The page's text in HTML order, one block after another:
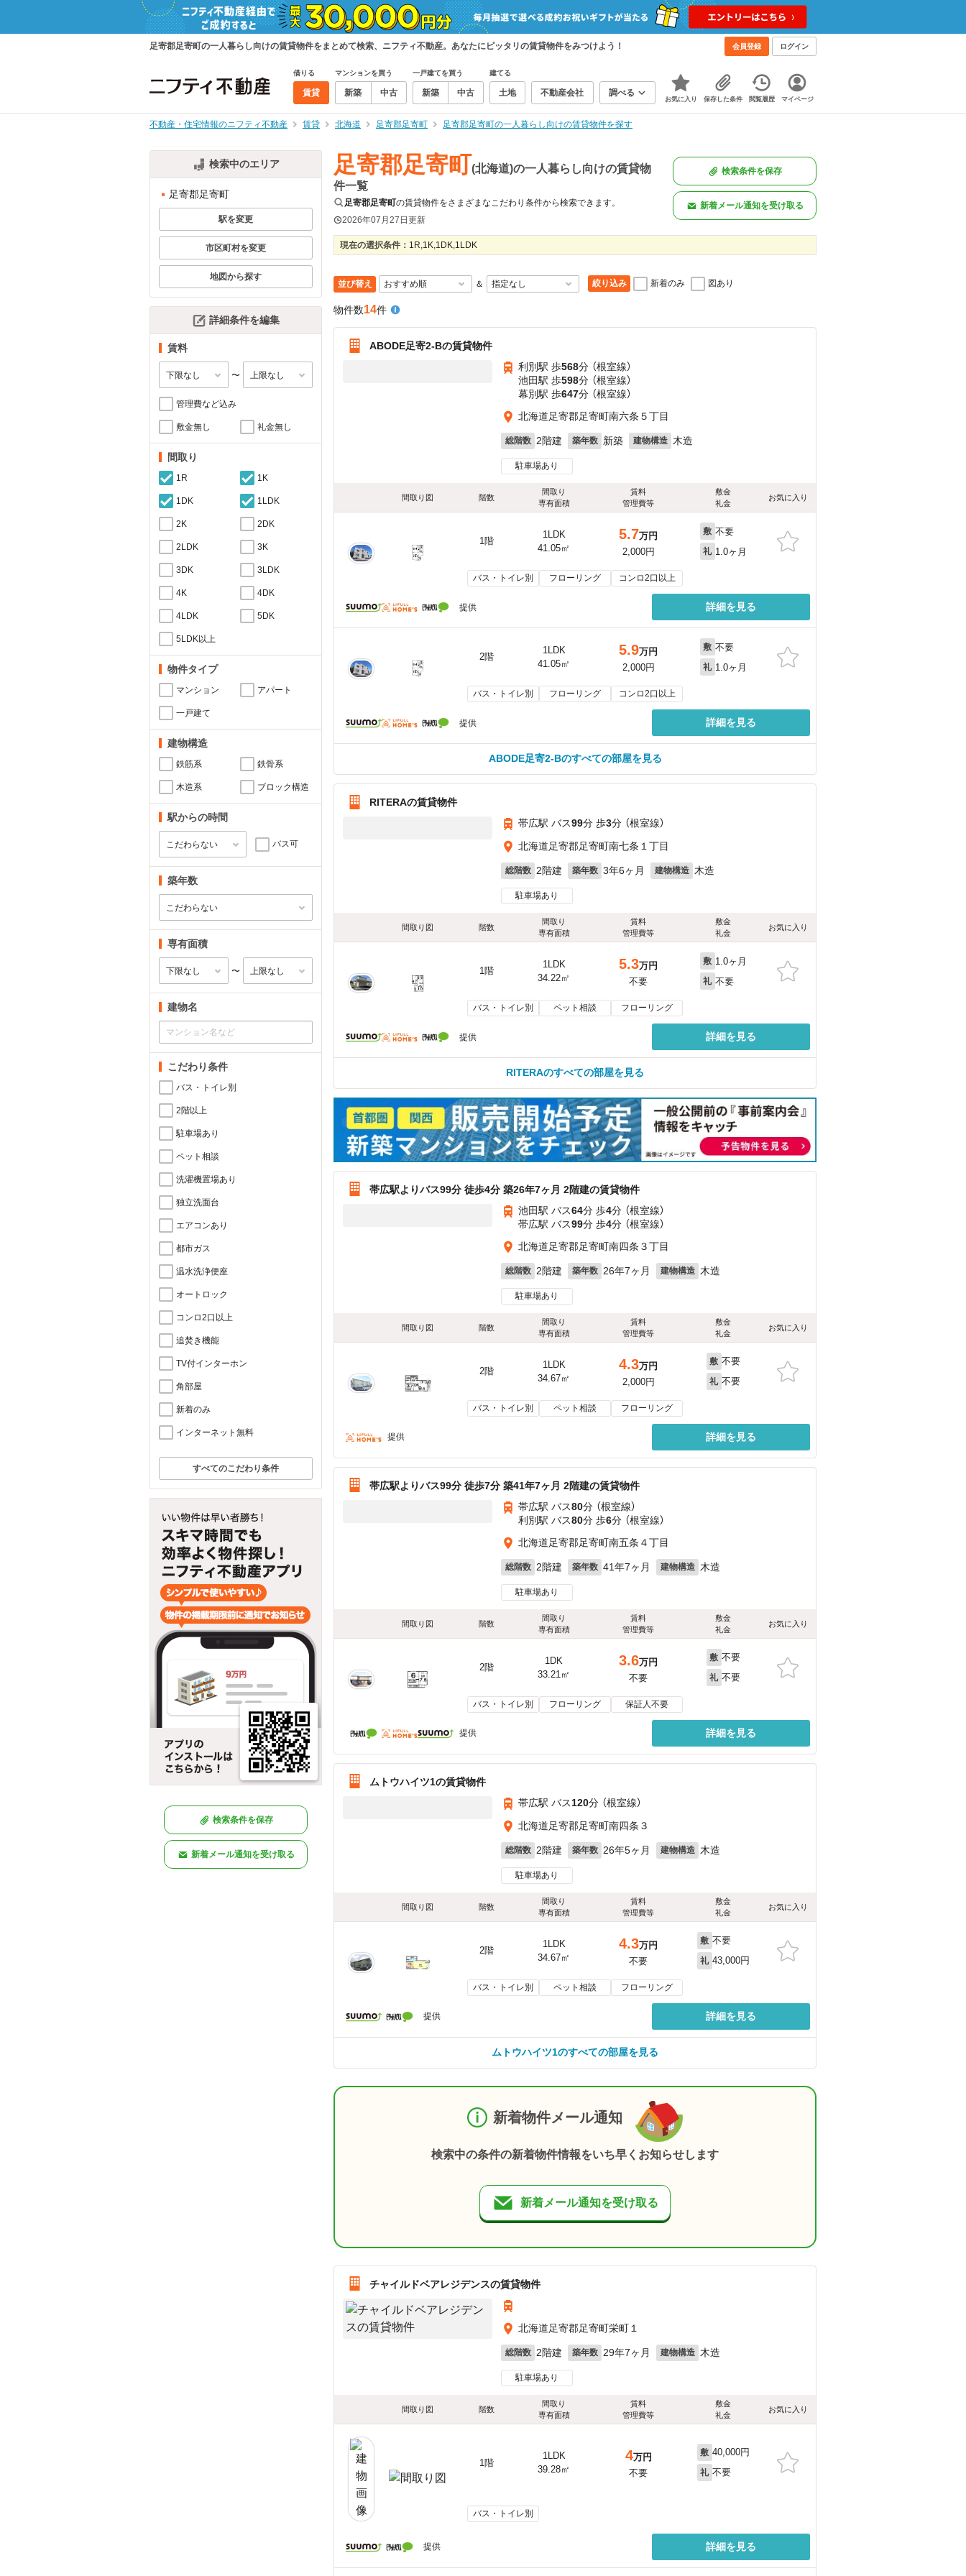
足寄郡足寄町の一人暮らし向けの賃貸物件をまとめて検索、ニフティ不動産。あなたにピッタリの賃貸物件をみつけよう！ 会員登録 ログイン
借りる
賃貸
マンションを買う
新築 中古
一戸建てを買う
新築 中古
建てる
土地 不動産会社 調べる
お気に入り 保存した条件 閲覧履歴 マイページ
不動産・住宅情報のニフティ不動産 賃貸 北海道 足寄郡足寄町 足寄郡足寄町の一人暮らし向けの賃貸物件を探す
検索中のエリア
足寄郡足寄町
駅を変更
市区町村を変更
地図から探す
詳細条件を編集
賃料
〜
管理費など込み
敷金無し 礼金無し
間取り
1R 1K
1DK 1LDK
2K 2DK
2LDK 3K
3DK 3LDK
4K 4DK
4LDK 5DK
5LDK以上
物件タイプ
マンション アパート
一戸建て
建物構造
鉄筋系 鉄骨系
木造系 ブロック構造
駅からの時間
バス可
築年数
専有面積
〜
建物名
こだわり条件
バス・トイレ別
2階以上
駐車場あり
ペット相談
洗濯機置場あり
独立洗面台
エアコンあり
都市ガス
温水洗浄便座
オートロック
コンロ2口以上
追焚き機能
TV付インターホン
角部屋
新着のみ
インターネット無料
すべてのこだわり条件
検索条件を保存
新着メール通知を受け取る
足寄郡足寄町(北海道)の一人暮らし向けの賃貸物
件一覧
足寄郡足寄町の賃貸物件をさまざまなこだわり条件から検索できます。
2026年07月27日更新
検索条件を保存
新着メール通知を受け取る
現在の選択条件： 1R,1K,1DK,1LDK
並び替え ＆ 絞り込み 新着のみ 図あり
物件数14件
ABODE足寄2-Bの賃貸物件
利別駅 歩568分 （根室線）
池田駅 歩598分 （根室線）
幕別駅 歩647分 （根室線）
北海道足寄郡足寄町南六条５丁目
総階数 2階建 築年数 新築 建物構造 木造
駐車場あり
間取り図 階数
間取り
専有面積
賃料
管理費等
敷金
礼金
お気に入り
1階
1LDK
41.05㎡
5.7万円
2,000円
敷 不要
礼 1.0ヶ月
バス・トイレ別 フローリング コンロ2口以上
提供 詳細を見る
2階
1LDK
41.05㎡
5.9万円
2,000円
敷 不要
礼 1.0ヶ月
バス・トイレ別 フローリング コンロ2口以上
提供 詳細を見る
ABODE足寄2-Bのすべての部屋を見る
RITERAの賃貸物件
帯広駅 バス99分 歩3分 （根室線）
北海道足寄郡足寄町南七条１丁目
総階数 2階建 築年数 3年6ヶ月 建物構造 木造
駐車場あり
間取り図 階数
間取り
専有面積
賃料
管理費等
敷金
礼金
お気に入り
1階
1LDK
34.22㎡
5.3万円
不要
敷 1.0ヶ月
礼 不要
バス・トイレ別 ペット相談 フローリング
提供 詳細を見る
RITERAのすべての部屋を見る
帯広駅よりバス99分 徒歩4分 築26年7ヶ月 2階建の賃貸物件
池田駅 バス64分 歩4分 （根室線）
帯広駅 バス99分 歩4分 （根室線）
北海道足寄郡足寄町南四条３丁目
総階数 2階建 築年数 26年7ヶ月 建物構造 木造
駐車場あり
間取り図 階数
間取り
専有面積
賃料
管理費等
敷金
礼金
お気に入り
2階
1LDK
34.67㎡
4.3万円
2,000円
敷 不要
礼 不要
バス・トイレ別 ペット相談 フローリング
提供 詳細を見る
帯広駅よりバス99分 徒歩7分 築41年7ヶ月 2階建の賃貸物件
帯広駅 バス80分 （根室線）
利別駅 バス80分 歩6分 （根室線）
北海道足寄郡足寄町南五条４丁目
総階数 2階建 築年数 41年7ヶ月 建物構造 木造
駐車場あり
間取り図 階数
間取り
専有面積
賃料
管理費等
敷金
礼金
お気に入り
2階
1DK
33.21㎡
3.6万円
不要
敷 不要
礼 不要
バス・トイレ別 フローリング 保証人不要
提供 詳細を見る
ムトウハイツ1の賃貸物件
帯広駅 バス120分 （根室線）
北海道足寄郡足寄町南四条３
総階数 2階建 築年数 26年5ヶ月 建物構造 木造
駐車場あり
間取り図 階数
間取り
専有面積
賃料
管理費等
敷金
礼金
お気に入り
2階
1LDK
34.67㎡
4.3万円
不要
敷 不要
礼 43,000円
バス・トイレ別 ペット相談 フローリング
提供 詳細を見る
ムトウハイツ1のすべての部屋を見る
新着物件メール通知
検索中の条件の新着物件情報をいち早くお知らせします
新着メール通知を受け取る
チャイルドベアレジデンスの賃貸物件
北海道足寄郡足寄町栄町１
総階数 2階建 築年数 29年7ヶ月 建物構造 木造
駐車場あり
間取り図 階数
間取り
専有面積
賃料
管理費等
敷金
礼金
お気に入り
1階
1LDK
39.28㎡
4万円
不要
敷 40,000円
礼 不要
バス・トイレ別
提供 詳細を見る